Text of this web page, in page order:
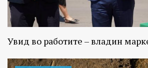
Увид во работите – владин